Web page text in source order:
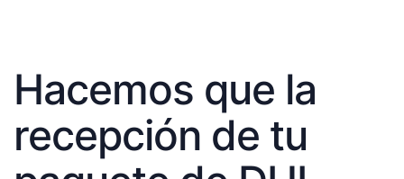
Hacemos que la
recepción de tu